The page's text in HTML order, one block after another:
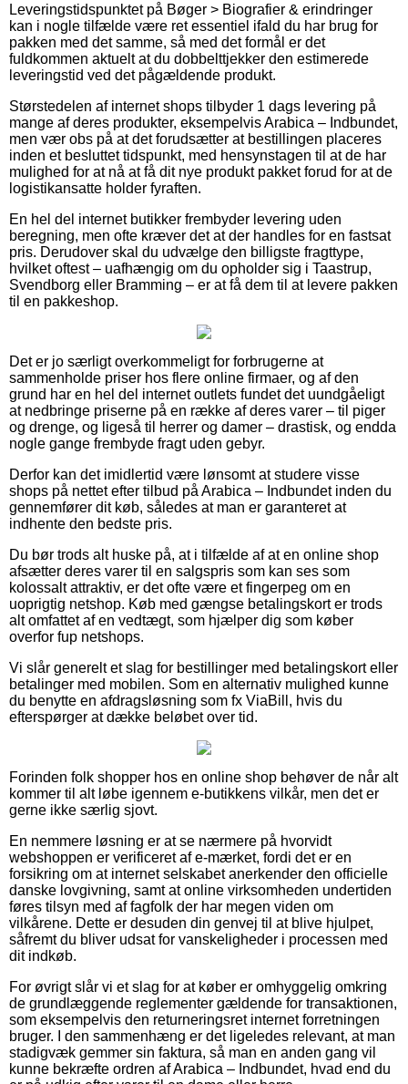
Leveringstidspunktet på Bøger > Biografier & erindringer
kan i nogle tilfælde være ret essentiel ifald du har brug for
pakken med det samme, så med det formål er det
fuldkommen aktuelt at du dobbelttjekker den estimerede
leveringstid ved det pågældende produkt.
Størstedelen af internet shops tilbyder 1 dags levering på
mange af deres produkter, eksempelvis Arabica – Indbundet,
men vær obs på at det forudsætter at bestillingen placeres
inden et besluttet tidspunkt, med hensynstagen til at de har
mulighed for at nå at få dit nye produkt pakket forud for at de
logistikansatte holder fyraften.
En hel del internet butikker frembyder levering uden
beregning, men ofte kræver det at der handles for en fastsat
pris. Derudover skal du udvælge den billigste fragttype,
hvilket oftest – uafhængig om du opholder sig i Taastrup,
Svendborg eller Bramming – er at få dem til at levere pakken
til en pakkeshop.
Det er jo særligt overkommeligt for forbrugerne at
sammenholde priser hos flere online firmaer, og af den
grund har en hel del internet outlets fundet det uundgåeligt
at nedbringe priserne på en række af deres varer – til piger
og drenge, og ligeså til herrer og damer – drastisk, og endda
nogle gange frembyde fragt uden gebyr.
Derfor kan det imidlertid være lønsomt at studere visse
shops på nettet efter tilbud på Arabica – Indbundet inden du
gennemfører dit køb, således at man er garanteret at
indhente den bedste pris.
Du bør trods alt huske på, at i tilfælde af at en online shop
afsætter deres varer til en salgspris som kan ses som
kolossalt attraktiv, er det ofte være et fingerpeg om en
uoprigtig netshop. Køb med gængse betalingskort er trods
alt omfattet af en vedtægt, som hjælper dig som køber
overfor fup netshops.
Vi slår generelt et slag for bestillinger med betalingskort eller
betalinger med mobilen. Som en alternativ mulighed kunne
du benytte en afdragsløsning som fx ViaBill, hvis du
efterspørger at dække beløbet over tid.
Forinden folk shopper hos en online shop behøver de når alt
kommer til alt løbe igennem e-butikkens vilkår, men det er
gerne ikke særlig sjovt.
En nemmere løsning er at se nærmere på hvorvidt
webshoppen er verificeret af e-mærket, fordi det er en
forsikring om at internet selskabet anerkender den officielle
danske lovgivning, samt at online virksomheden undertiden
føres tilsyn med af fagfolk der har megen viden om
vilkårene. Dette er desuden din genvej til at blive hjulpet,
såfremt du bliver udsat for vanskeligheder i processen med
dit indkøb.
For øvrigt slår vi et slag for at køber er omhyggelig omkring
de grundlæggende reglementer gældende for transaktionen,
som eksempelvis den returneringsret internet forretningen
bruger. I den sammenhæng er det ligeledes relevant, at man
stadigvæk gemmer sin faktura, så man en anden gang vil
kunne bekræfte ordren af Arabica – Indbundet, hvad end du